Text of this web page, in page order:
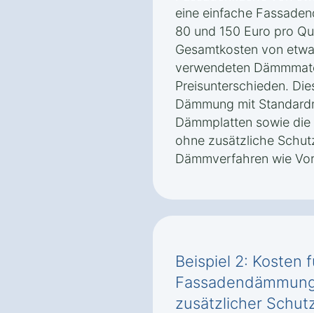
eine einfache
80 und 150 Euro pro
Gesamtkosten von
verwendeten
Preisunterschieden.
Dämmung mit
Dämmplatten sowie
ohne zusätzliche
Dämmverfahren wie
Beispiel 2: Kosten
zusätzlicher